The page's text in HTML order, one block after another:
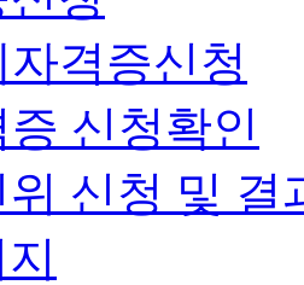
자격증신청
증 신청확인
신청 및 결